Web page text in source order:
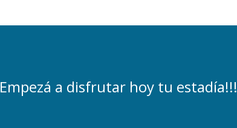
Empezá a disfrutar hoy tu estadía!!!